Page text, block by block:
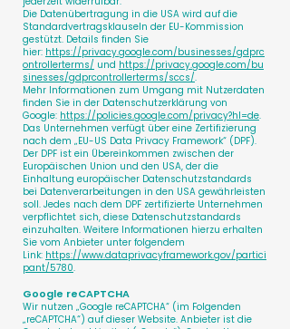
Die Datenübertragung in die USA wird auf die
Standardvertragsklauseln der EU-Kommission
gestützt. Details finden Sie
hier: https://privacy.google.com/businesses/gdprc
ontrollerterms/ und https://privacy.google.com/bu
sinesses/gdprcontrollerterms/sccs/.
Mehr Informationen zum Umgang mit Nutzerdaten
finden Sie in der Datenschutzerklärung von
Google: https://policies.google.com/privacy?hl=de.
Das Unternehmen verfügt über eine Zertifizierung
nach dem „EU-US Data Privacy Framework“ (DPF).
Der DPF ist ein Übereinkommen zwischen der
Europäischen Union und den USA, der die
Einhaltung europäischer Datenschutzstandards
bei Datenverarbeitungen in den USA gewährleisten
soll. Jedes nach dem DPF zertifizierte Unternehmen
verpflichtet sich, diese Datenschutzstandards
einzuhalten. Weitere Informationen hierzu erhalten
Sie vom Anbieter unter folgendem
Link: https://www.dataprivacyframework.gov/partici
pant/5780.
Google reCAPTCHA
Wir nutzen „Google reCAPTCHA“ (im Folgenden
„reCAPTCHA“) auf dieser Website. Anbieter ist die